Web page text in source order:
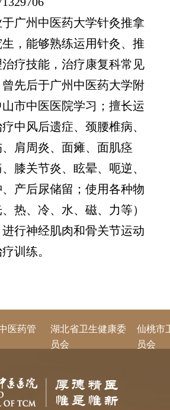
广州中医药大学针灸推拿
，能够熟练运用针灸、推
疗技能，治疗康复科常见
先后于广州中医药大学附
市中医医院学习；擅长运
中风后遗症、颈腰椎病、
肩周炎、面瘫、面肌痉
膝关节炎、眩晕、呃逆、
产后尿储留；使用各种物
热、冷、水、磁、力等）
行神经肌肉和骨关节运动
训练。
医药管
湖北省卫生健康委
员会
仙桃市
员会